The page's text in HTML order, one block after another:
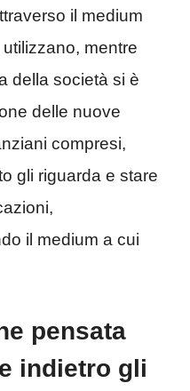
il medium
mentre
della società si è
delle nuove
compresi,
gli riguarda e stare
il medium a cui
pensata
indietro gli